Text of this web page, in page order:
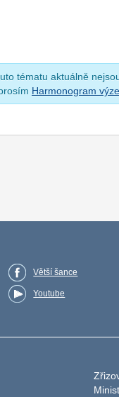
tématu aktuálně
Harmonogram
Větší šance
Youtube